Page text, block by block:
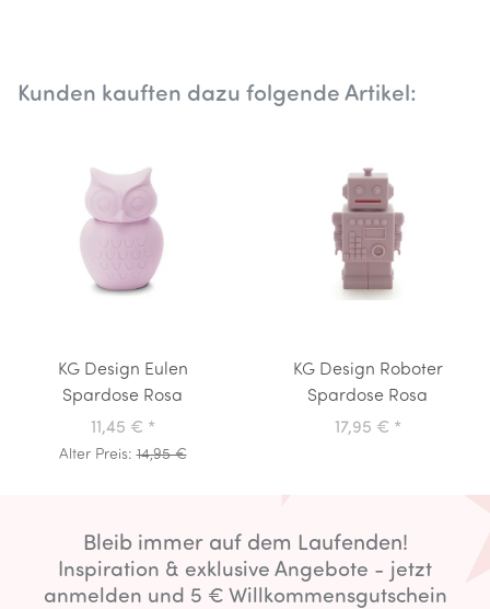
Kunden kauften dazu folgende Artikel:
KG Design Eulen
Spardose Rosa
11,45 € *
Alter Preis:14,95 €
KG Design Roboter
Spardose Rosa
17,95 € *
Bleib immer auf dem Laufenden!
Inspiration & exklusive Angebote - jetzt
anmelden und 5 € Willkommensgutschein